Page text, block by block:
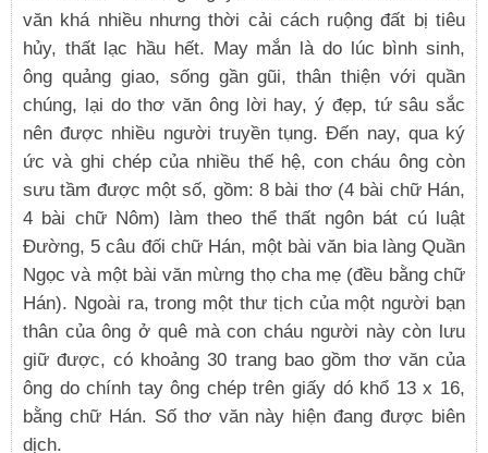
văn khá nhiều nhưng thời cải cách ruộng đất bị tiêu
hủy, thất lạc hầu hết. May mắn là do lúc bình sinh,
ông quảng giao, sống gần gũi, thân thiện với quần
chúng, lại do thơ văn ông lời hay, ý đẹp, tứ sâu sắc
nên được nhiều người truyền tụng. Đến nay, qua ký
ức và ghi chép của nhiều thế hệ, con cháu ông còn
sưu tầm được một số, gồm: 8 bài thơ (4 bài chữ Hán,
4 bài chữ Nôm) làm theo thể thất ngôn bát cú luật
Đường, 5 câu đối chữ Hán, một bài văn bia làng Quần
Ngọc và một bài văn mừng thọ cha mẹ (đều bằng chữ
Hán). Ngoài ra, trong một thư tịch của một người bạn
thân của ông ở quê mà con cháu người này còn lưu
giữ được, có khoảng 30 trang bao gồm thơ văn của
ông do chính tay ông chép trên giấy dó khổ 13 x 16,
bằng chữ Hán. Số thơ văn này hiện đang được biên
dịch.